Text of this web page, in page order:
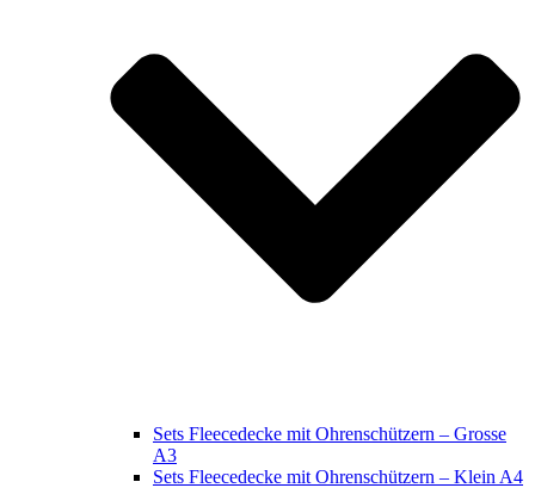
Sets Fleecedecke mit Ohrenschützern – Grosse
A3
Sets Fleecedecke mit Ohrenschützern – Klein A4